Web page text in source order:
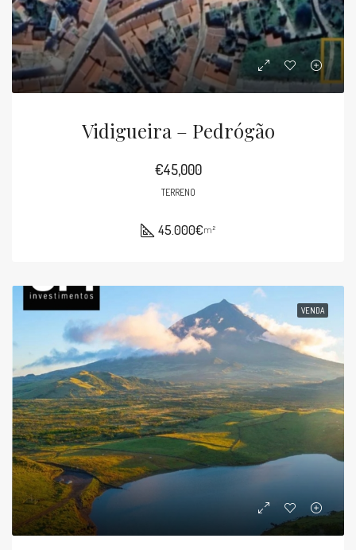
Vidigueira – Pedrógão
€45,000
TERRENO
45.000€m²
VENDA